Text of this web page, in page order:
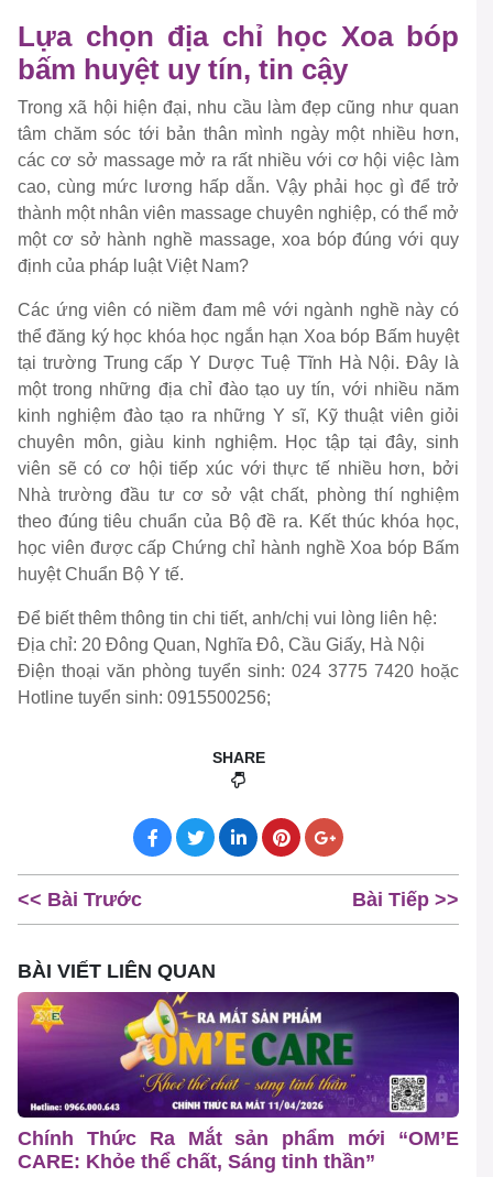
Lựa chọn địa chỉ học Xoa bóp
bấm huyệt uy tín, tin cậy
Trong xã hội hiện đại, nhu cầu làm đẹp cũng như quan
tâm chăm sóc tới bản thân mình ngày một nhiều hơn,
các cơ sở massage mở ra rất nhiều với cơ hội việc làm
cao, cùng mức lương hấp dẫn. Vậy phải học gì để trở
thành một nhân viên massage chuyên nghiệp, có thể mở
một cơ sở hành nghề massage, xoa bóp đúng với quy
định của pháp luật Việt Nam?
Các ứng viên có niềm đam mê với ngành nghề này có
thể đăng ký học khóa học ngắn hạn Xoa bóp Bấm huyệt
tại trường Trung cấp Y Dược Tuệ Tĩnh Hà Nội. Đây là
một trong những địa chỉ đào tạo uy tín, với nhiều năm
kinh nghiệm đào tạo ra những Y sĩ, Kỹ thuật viên giỏi
chuyên môn, giàu kinh nghiệm. Học tập tại đây, sinh
viên sẽ có cơ hội tiếp xúc với thực tế nhiều hơn, bởi
Nhà trường đầu tư cơ sở vật chất, phòng thí nghiệm
theo đúng tiêu chuẩn của Bộ đề ra. Kết thúc khóa học,
học viên được cấp Chứng chỉ hành nghề Xoa bóp Bấm
huyệt Chuẩn Bộ Y tế.
Để biết thêm thông tin chi tiết, anh/chị vui lòng liên hệ:
Địa chỉ: 20 Đông Quan, Nghĩa Đô, Cầu Giấy, Hà Nội
Điện thoại văn phòng tuyển sinh: 024 3775 7420 hoặc
Hotline tuyển sinh: 0915500256;
SHARE
<< Bài Trước Bài Tiếp >>
BÀI VIẾT LIÊN QUAN
Chính Thức Ra Mắt sản phẩm mới “OM’E
CARE: Khỏe thể chất, Sáng tinh thần”